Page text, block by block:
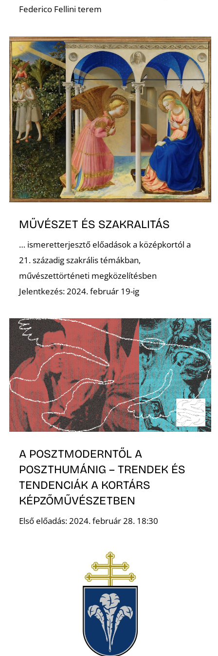
Federico Fellini terem
MŰVÉSZET ÉS SZAKRALITÁS
… ismeretterjesztő előadások a középkortól a
21. századig szakrális témákban,
művészettörténeti megközelítésben
Jelentkezés: 2024. február 19-ig
A POSZTMODERNTŐL A
POSZTHUMÁNIG – TRENDEK ÉS
TENDENCIÁK A KORTÁRS
KÉPZŐMŰVÉSZETBEN
Első előadás: 2024. február 28. 18:30